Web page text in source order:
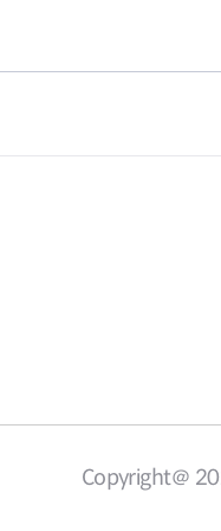
Copyright＠